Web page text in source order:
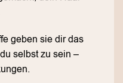
geben sie dir das
selbst zu sein –